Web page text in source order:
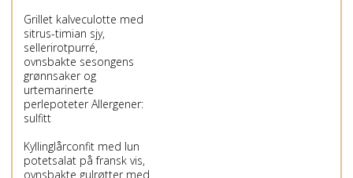
Grillet kalveculotte med
sitrus-timian sjy,
sellerirotpurré,
ovnsbakte sesongens
grønnsaker og
urtemarinerte
perlepoteter Allergener:
sulfitt
Kyllinglårconfit med lun
potetsalat på fransk vis,
ovnsbakte gulrøtter med